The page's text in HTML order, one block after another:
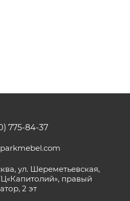
775-84-37
ул. Шереметьевская,
правый
2 эт